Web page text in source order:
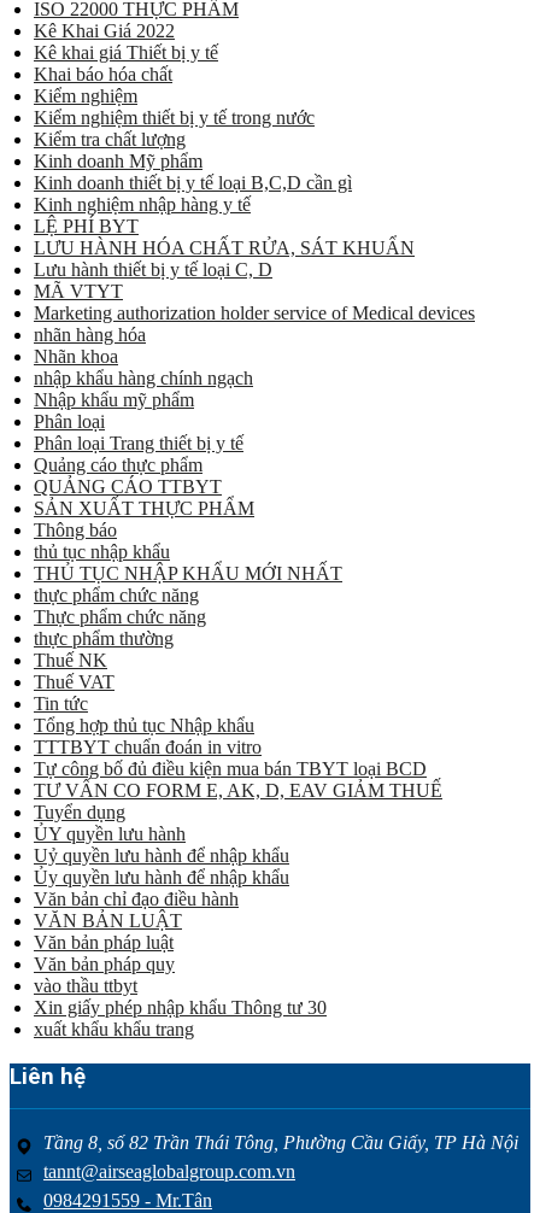
ISO 22000 THỰC PHẨM
Kê Khai Giá 2022
Kê khai giá Thiết bị y tế
Khai báo hóa chất
Kiểm nghiệm
Kiểm nghiệm thiết bị y tế trong nước
Kiểm tra chất lượng
Kinh doanh Mỹ phẩm
Kinh doanh thiết bị y tế loại B,C,D cần gì
Kinh nghiệm nhập hàng y tế
LỆ PHÍ BYT
LƯU HÀNH HÓA CHẤT RỬA, SÁT KHUẨN
Lưu hành thiết bị y tế loại C, D
MÃ VTYT
Marketing authorization holder service of Medical devices
nhãn hàng hóa
Nhãn khoa
nhập khẩu hàng chính ngạch
Nhập khẩu mỹ phẩm
Phân loại
Phân loại Trang thiết bị y tế
Quảng cáo thực phẩm
QUẢNG CÁO TTBYT
SẢN XUẤT THỰC PHẨM
Thông báo
thủ tục nhập khẩu
THỦ TỤC NHẬP KHẨU MỚI NHẤT
thực phẩm chức năng
Thực phẩm chức năng
thực phẩm thường
Thuế NK
Thuế VAT
Tin tức
Tổng hợp thủ tục Nhập khẩu
TTTBYT chuẩn đoán in vitro
Tự công bố đủ điều kiện mua bán TBYT loại BCD
TƯ VẤN CO FORM E, AK, D, EAV GIẢM THUẾ
Tuyển dụng
ỦY quyền lưu hành
Uỷ quyền lưu hành để nhập khẩu
Ủy quyền lưu hành để nhập khẩu
Văn bản chỉ đạo điều hành
VĂN BẢN LUẬT
Văn bản pháp luật
Văn bản pháp quy
vào thầu ttbyt
Xin giấy phép nhập khẩu Thông tư 30
xuất khẩu khẩu trang
Liên hệ
Tầng 8, số 82 Trần Thái Tông, Phường Cầu Giấy, TP Hà Nội
tannt@airseaglobalgroup.com.vn
0984291559 - Mr.Tân